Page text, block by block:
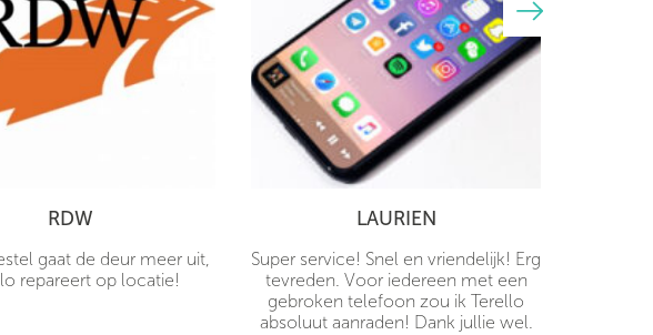
RDW
gaat de deur meer uit,
repareert op locatie!
LAURIEN
Super service! Snel en vriendelijk! Erg
tevreden. Voor iedereen met een
gebroken telefoon zou ik Terello
absoluut aanraden! Dank jullie wel.